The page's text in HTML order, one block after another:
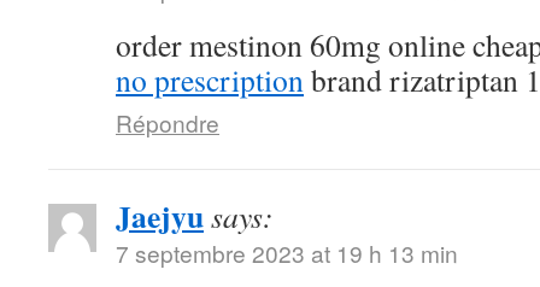
order mestinon 60mg online
no prescriptionbrand rizatriptan
Répondre
Jaejyusays:
7 septembre 2023 at 19 h 13 min